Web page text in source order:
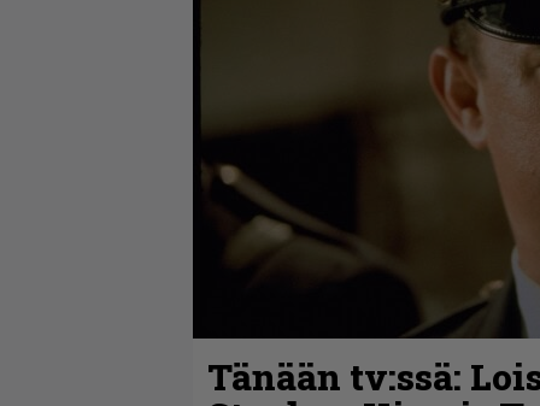
Tänään tv:ssä: